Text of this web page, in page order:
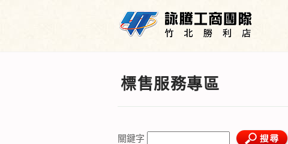
標售服務專區
關鍵字